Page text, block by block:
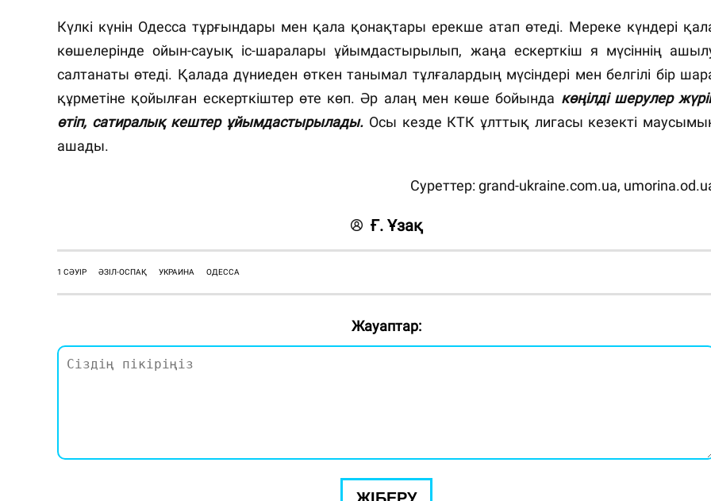
Күлкі күнін Одесса тұрғындары мен қала қонақтары ерекше атап өтеді. Мереке күндері
көшелерінде ойын-сауық іс-шаралары ұйымдастырылып, жаңа ескерткіш я мүсіннің
салтанаты өтеді. Қалада дүниеден өткен танымал тұлғалардың мүсіндері мен белгілі бір
құрметіне қойылған ескерткіштер өте көп. Әр алаң мен көше бойында көңілді шерулер
өтіп, сатиралық кештер ұйымдастырылады. Осы кезде КТК ұлттық лигасы кезекті
ашады.
Суреттер:grand-ukraine.com.ua,
Ғ. Ұзақ
1 СӘУІР ӘЗІЛ-ОСПАҚ УКРАИНА ОДЕССА
Жауаптар: